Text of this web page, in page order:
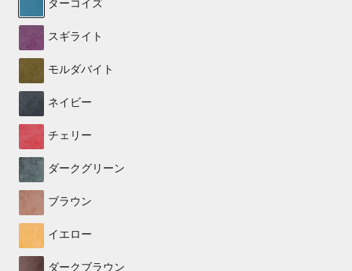
ターコイズ
スギライト
モルダバイト
ネイビー
チェリー
ダークグリーン
ブラウン
イエロー
ダークブラウン